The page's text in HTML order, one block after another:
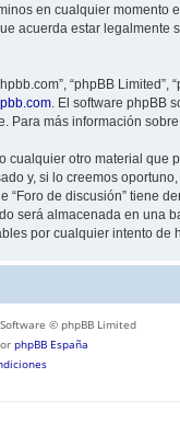
en cualquier
acuerda estar
“phpBB
. El software phpBB
Para más información
otro material que
y, si lo creemos
de discusión” tiene
será almacenada en una
por cualquier intento
© phpBB Limited
phpBB España